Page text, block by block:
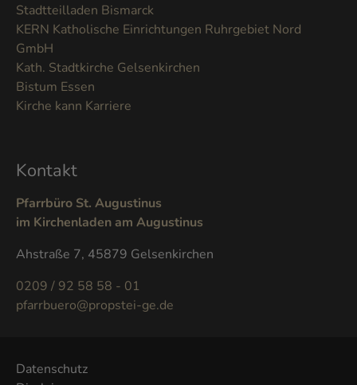
Stadtteilladen Bismarck
KERN Katholische Einrichtungen Ruhrgebiet Nord
GmbH
Kath. Stadtkirche Gelsenkirchen
Bistum Essen
Kirche kann Karriere
Kontakt
Pfarrbüro St. Augustinus
im Kirchenladen am Augustinus
Ahstraße 7, 45879 Gelsenkirchen
0209 / 92 58 58 - 01
pfarrbuero@propstei-ge.de
Datenschutz